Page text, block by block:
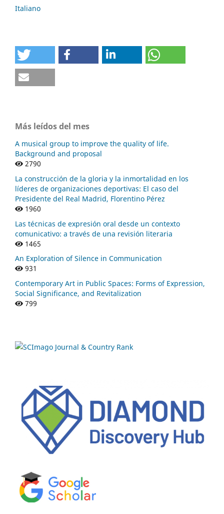
Italiano
Más leídos del mes
A musical group to improve the quality of life.
Background and proposal
2790
La construcción de la gloria y la inmortalidad en los
líderes de organizaciones deportivas: El caso del
Presidente del Real Madrid, Florentino Pérez
1960
Las técnicas de expresión oral desde un contexto
comunicativo: a través de una revisión literaria
1465
An Exploration of Silence in Communication
931
Contemporary Art in Public Spaces: Forms of Expression,
Social Significance, and Revitalization
799